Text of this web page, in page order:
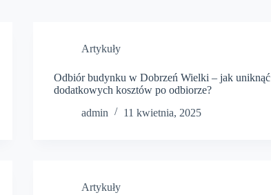
Artykuły
Odbiór budynku w Dobrzeń Wielki – jak uniknąć
dodatkowych kosztów po odbiorze?
admin
11 kwietnia, 2025
Artykuły